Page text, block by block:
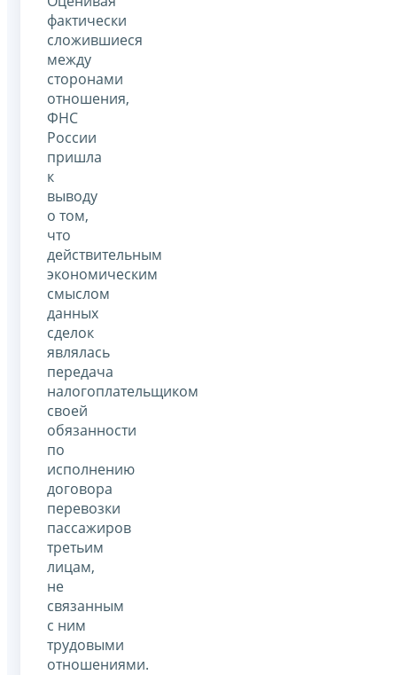
фактически
сложившиеся
между
сторонами
отношения,
ФНС
России
пришла
к
выводу
о том,
что
действительным
экономическим
смыслом
данных
сделок
являлась
передача
налогоплательщиком
своей
обязанности
по
исполнению
договора
перевозки
пассажиров
третьим
лицам,
не
связанным
с ним
трудовыми
отношениями.